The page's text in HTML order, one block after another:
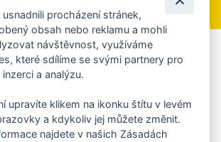
Mobilní rozhlas
do svého mobilu či mailu upozornění na
na kulturní a sportovní akce?
informací o aplikaci
procházení stránek,
obsah nebo reklamu a mohli
návštěvnost, využíváme
které sdílíme se svými partnery pro
a analýzu.
upravíte klikem na ikonku štítu v levém
a kdykoliv jej můžete změnit.
najdete v našich Zásadách